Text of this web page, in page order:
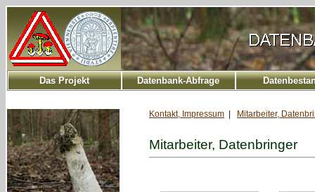
Das Projekt Datenbank-Abfrage
Kontakt, Impressum Mitarbeiter,
Mitarbeiter, Datenbringer